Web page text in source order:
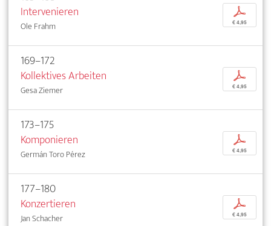
Intervenieren
Ole Frahm
p
€ 4,95
169–172
Kollektives Arbeiten
Gesa Ziemer
p
€ 4,95
173–175
Komponieren
Germán Toro Pérez
p
€ 4,95
177–180
Konzertieren
Jan Schacher
p
€ 4,95